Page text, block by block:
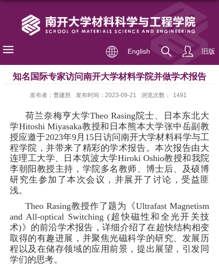
English 旧版
知名国际专家访问南开大学材料学院并做学术报告
发布者：曹建胜 发布时间：2023-09-21 浏览次数： 1491
荷兰奈梅亨大学Theo Rasing 院士、日本东北大
学Hitoshi Miyasaka教授和 日本熊本大学张中岳副教
授应邀于2023年9月 15日 访问南开大学材料科学与工
程学院 ，并带来了精彩的学术报告。本次报告由大
连理工大学、日本筑波大学Hiroki Oshio教授和我院
李朝阳教授主持， 学院多名 教师、博士后、 及硕博
研究生 参加了本次会议，并展开了讨论，受益匪
浅。
Theo Rasing教授作了题为 《Ultrafast Magnetism
and All-optical Switching (超快磁性和全光开关技
术)》 的前沿学术报告 ，详细介绍了在超快结构相变
取得的有趣进展，并聚焦光磁科学的研究、发展历
程以及在储存领域的应用前景，提出展望，引发同
学们的思考。